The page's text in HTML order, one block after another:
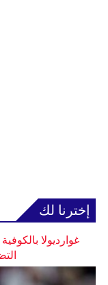
إخترنا لك
غوارديولا